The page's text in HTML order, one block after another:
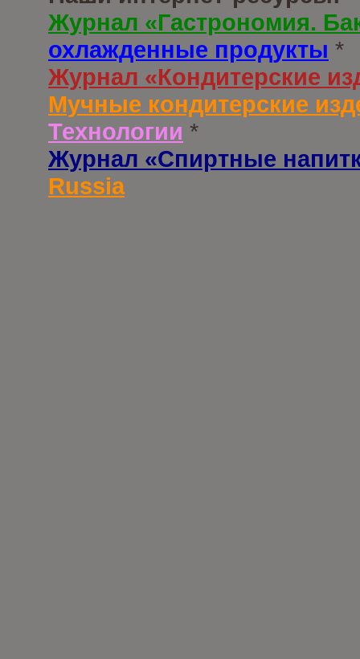
Журнал «Гастрономия.
охлажденные продукты *
Журнал «Кондитерские
Мучные кондитерские
Технологии *
Журнал «Спиртные
Russia